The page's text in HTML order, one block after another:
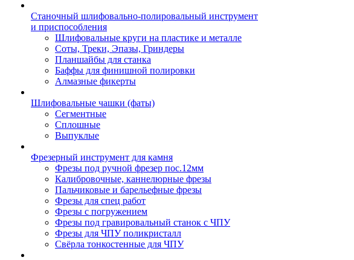
Станочный шлифовально-полировальный инструмент
и приспособления
Шлифовальные круги на пластике и металле
Соты, Треки, Эпазы, Гриндеры
Планшайбы для станка
Баффы для финишной полировки
Алмазные фикерты
Шлифовальные чашки (фаты)
Сегментные
Сплошные
Выпуклые
Фрезерный инструмент для камня
Фрезы под ручной фрезер пос.12мм
Калибровочные, каннелюрные фрезы
Пальчиковые и барельефные фрезы
Фрезы для спец работ
Фрезы с погружением
Фрезы под гравировальный станок с ЧПУ
Фрезы для ЧПУ поликристалл
Свёрла тонкостенные для ЧПУ